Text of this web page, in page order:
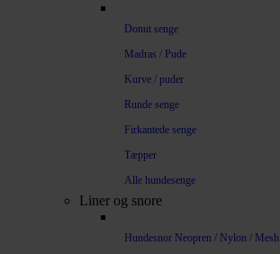
Donut senge
Madras / Pude
Kurve / puder
Runde senge
Firkantede senge
Tæpper
Alle hundesenge
Liner og snore
Hundesnor Neopren / Nylon / Mesh